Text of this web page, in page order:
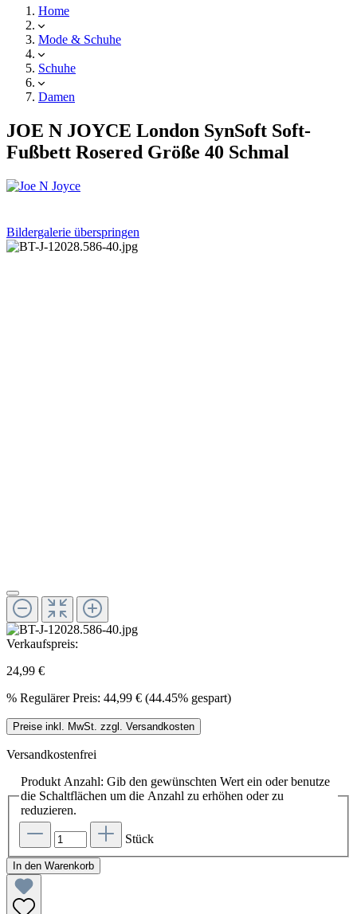
Home
Mode & Schuhe
Schuhe
Damen
JOE N JOYCE London SynSoft Soft-
Fußbett Rosered Größe 40 Schmal
Bildergalerie überspringen
Verkaufspreis:
24,99 €
% Regulärer Preis: 44,99 € (44.45% gespart)
Preise inkl. MwSt. zzgl. Versandkosten
Versandkostenfrei
Produkt Anzahl: Gib den gewünschten Wert ein oder benutze
die Schaltflächen um die Anzahl zu erhöhen oder zu
reduzieren.
Stück
In den Warenkorb